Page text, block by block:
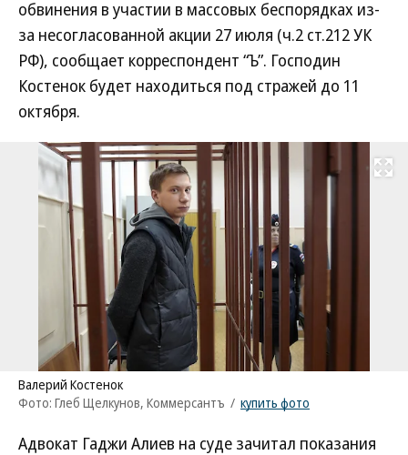
обвинения в участии в массовых беспорядках из-
за несогласованной акции 27 июля (ч.2 ст.212 УК
РФ), сообщает корреспондент “Ъ”. Господин
Костенок будет находиться под стражей до 11
октября.
Развернуть
Валерий Костенок
Фото: Глеб Щелкунов, Коммерсантъ / купить фото
Адвокат Гаджи Алиев на суде зачитал показания